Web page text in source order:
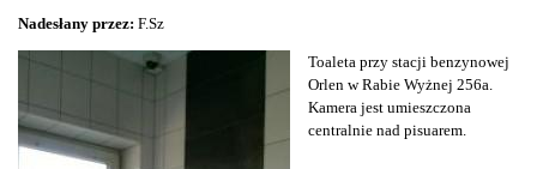
Nadesłany przez: F.Sz
Toaleta przy stacji benzynowej
Orlen w Rabie Wyżnej 256a.
Kamera jest umieszczona
centralnie nad pisuarem.